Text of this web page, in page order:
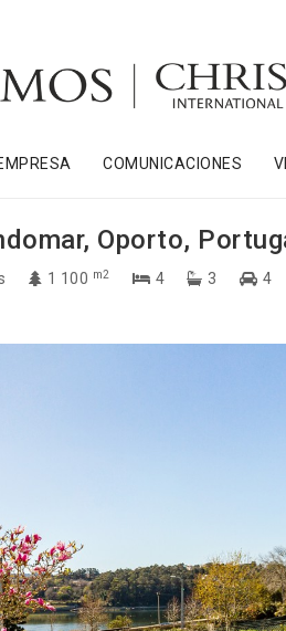
COMUNICACIONES
Oporto,
1 100 m2 4 3 4